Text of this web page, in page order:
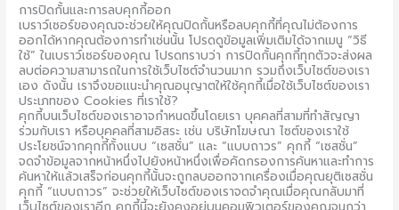
การปิดกั้นและการลบคุกกี้ออก
เบราว์เซอร์ของคุณจะช่วยให้คุณปิดกั้นหรือลบคุกกี้ที่คุณไม่ต้องการ
ออกได้หากคุณต้องการทำเช่นนั้น โปรดดูข้อมูลเพิ่มเติมได้จากเมนู “วิธี
ใช้” ในเบราว์เซอร์ของคุณ โปรดทราบว่า การปิดกั้นคุกกี้ทุกตัวจะส่งผล
ลบต่อความสามารถในการใช้เว็บไซต์จำนวนมาก รวมถึงเว็บไซต์ของเรา
เอง ดังนั้น เราจึงขอแนะนำคุณอนุญาตให้ใช้คุกกี้เมื่อใช้เว็บไซต์ของเรา
ประเภทของ Cookies ที่เราใช้?
คุกกี้บนเว็บไซต์ของเราอาจกำหนดขึ้นโดยเรา บุคคลที่สามที่ทำสัญญา
ร่วมกับเรา หรือบุคคลที่สามอิสระ เช่น บริษัทโฆษณา ไซต์ของเราใช้
ประโยชน์จากคุกกี้ทั้งแบบ “เซสชั่น” และ “แบบถาวร” คุกกี้ “เซสชั่น”
จดจำข้อมูลจากหน้าหนึ่งไปยังหน้าหนึ่งเพื่อคัดกรองการค้นหาและทำการ
ค้นหาให้แล้วเสร็จก่อนคุกกี้นั้นจะถูกลบออกจากเครื่องเมื่อคุณยุติเซสชั่น
คุกกี้ “แบบถาวร” จะช่วยให้เว็บไซต์ของเราจดจำคุณเมื่อคุณกลับมาที่